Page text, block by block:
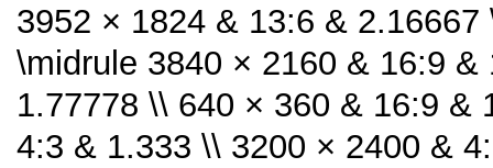
3952 × 1824 & 13:6 &
\midrule 3840 × 2160 & 16:9
1.77778 \\ 640 × 360 & 16:9 &
4:3 & 1.333 \\ 3200 × 2400 &